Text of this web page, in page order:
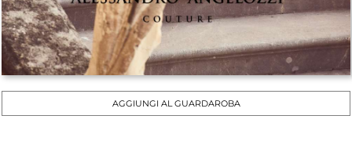
AGGIUNGI AL GUARDAROBA